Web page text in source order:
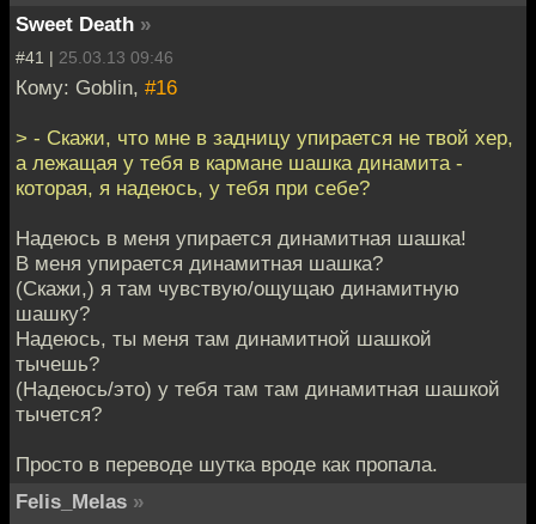
Sweet Death »
#41 | 25.03.13 09:46
Кому: Goblin, #16
> - Скажи, что мне в задницу упирается не твой хер,
а лежащая у тебя в кармане шашка динамита -
которая, я надеюсь, у тебя при себе?
Надеюсь в меня упирается динамитная шашка!
В меня упирается динамитная шашка?
(Скажи,) я там чувствую/ощущаю динамитную
шашку?
Надеюсь, ты меня там динамитной шашкой
тычешь?
(Надеюсь/это) у тебя там там динамитная шашкой
тычется?
Просто в переводе шутка вроде как пропала.
Felis_Melas »